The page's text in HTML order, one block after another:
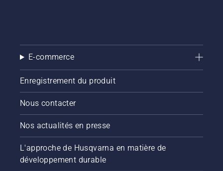
E-commerce
Enregistrement du produit
Nous contacter
Nos actualités en presse
L'approche de Husqvarna en matière de
développement durable